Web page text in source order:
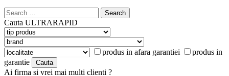
Search
for:
Cauta ULTRARAPID
produs in afara garantiei
produs in
garantie
Ai firma si vrei mai multi clienti ?